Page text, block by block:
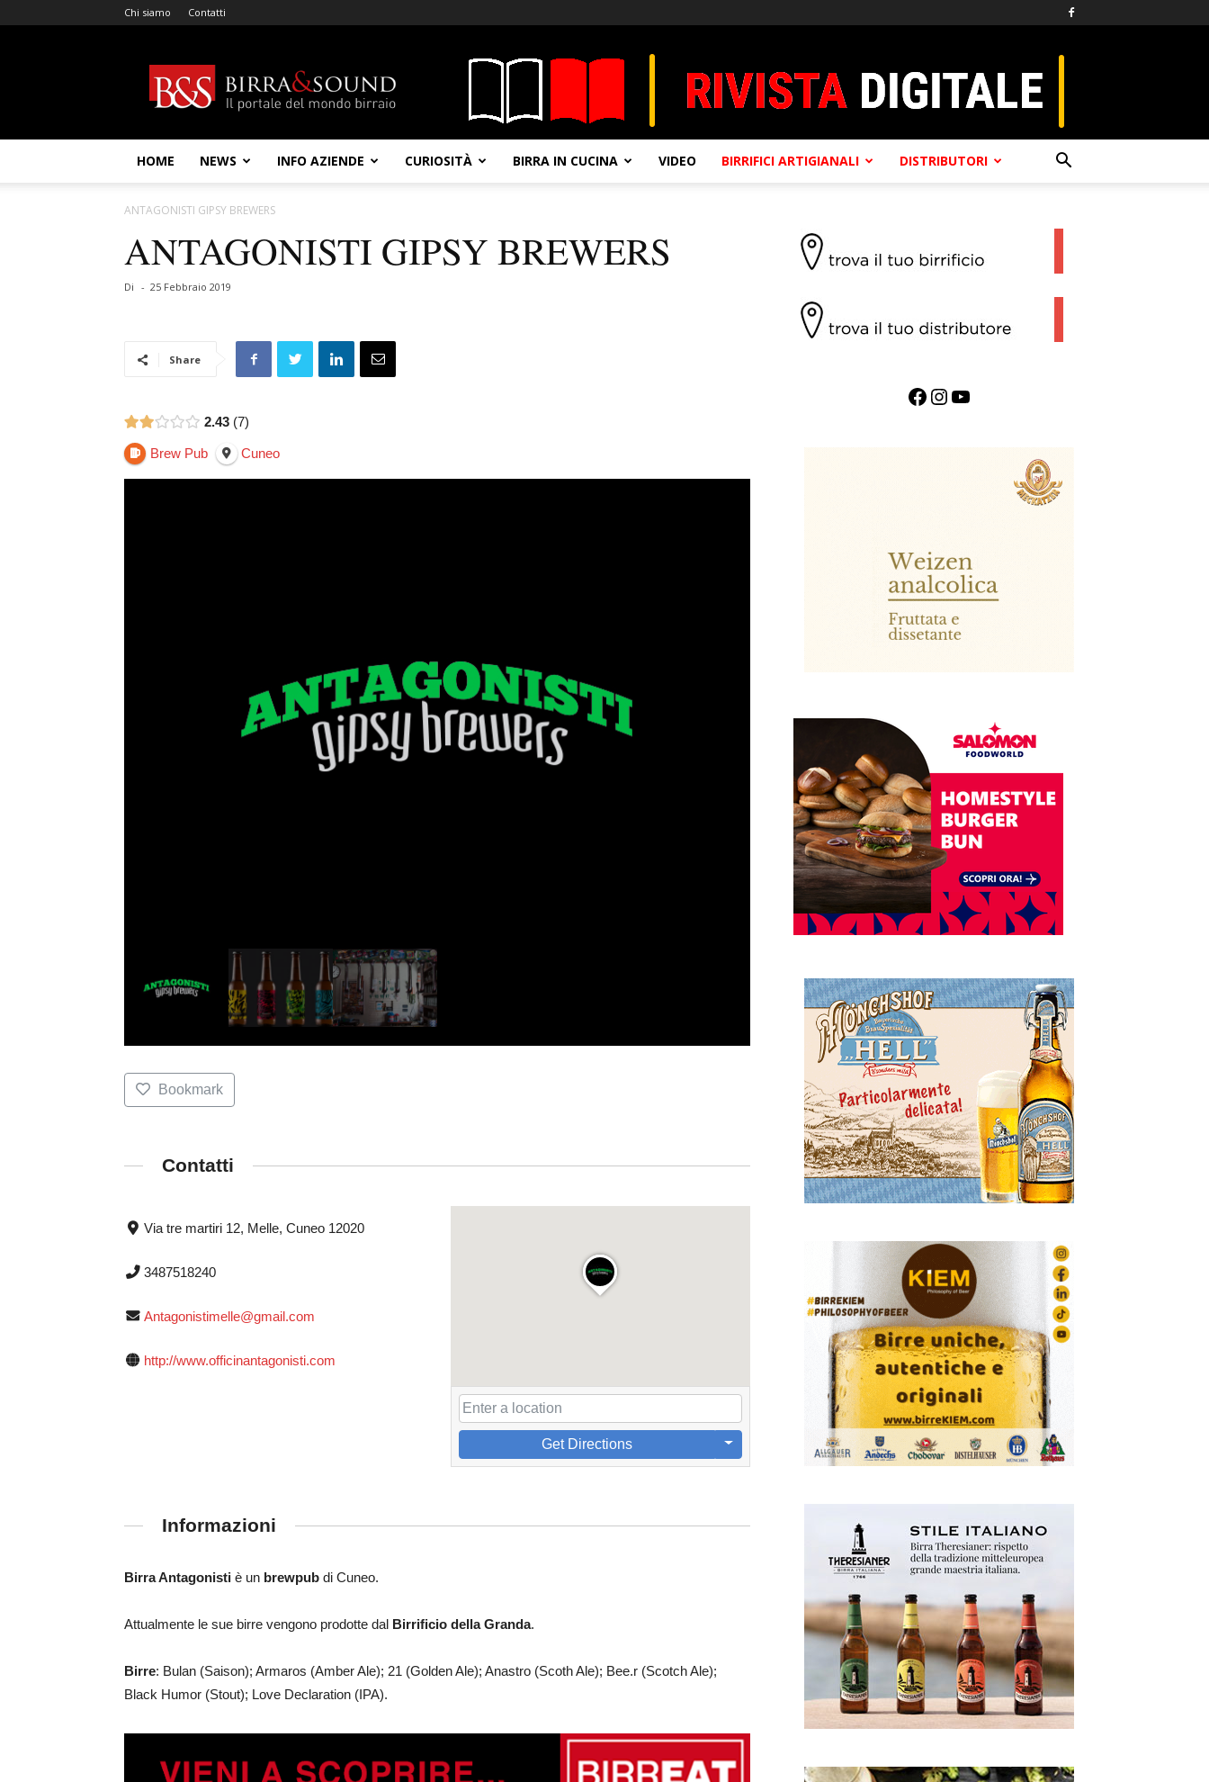
Chi siamo Contatti
&
Sound
HOME NEWS INFO AZIENDE CURIOSITÀ BIRRA IN CUCINA VIDEO BIRRIFICI ARTIGIANALI DISTRIBUTORI
ANTAGONISTI GIPSY BREWERS
ANTAGONISTI GIPSY BREWERS
Di - 25 Febbraio 2019
Share
2.43 7
Brew Pub Cuneo
Bookmark
Contatti
Via tre martiri 12, Melle, Cuneo 12020
3487518240
Antagonistimelle@gmail.com
http://www.officinantagonisti.com
Get Directions
Informazioni
Birra Antagonisti è un brewpub di Cuneo.
Attualmente le sue birre vengono prodotte dal Birrificio della Granda.
Birre: Bulan (Saison); Armaros (Amber Ale); 21 (Golden Ale); Anastro (Scoth Ale); Bee.r (Scotch Ale);
Black Humor (Stout); Love Declaration (IPA).
Facebook InstagramYouTube